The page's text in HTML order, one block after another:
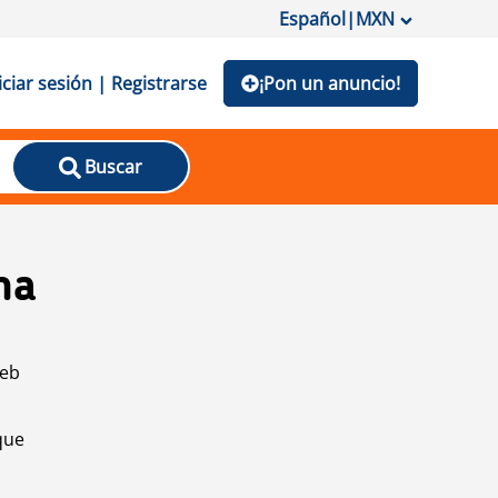
Español|MXN
sesión | Registrarse ¡Pon un anuncio!
Buscar